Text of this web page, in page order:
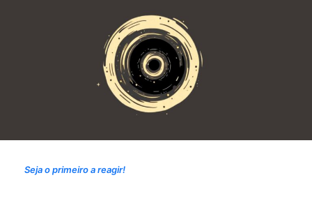
Seja o primeiro a reagir!